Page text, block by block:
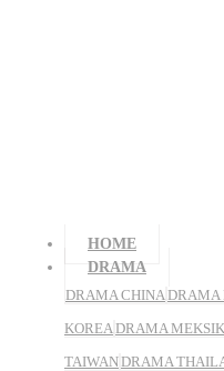
HOME
DRAMA
DRAMA CHINADRAMA
KOREADRAMA
TAIWANDRAMA